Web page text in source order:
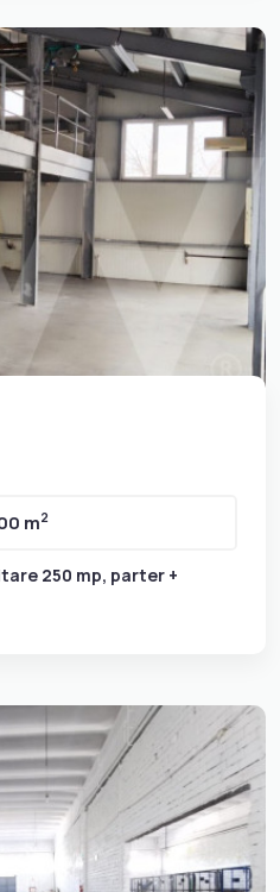
m2
250 mp, parter +